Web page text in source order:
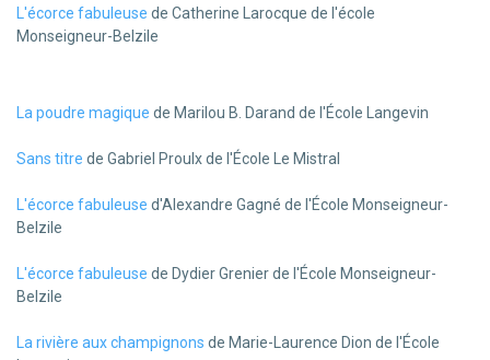
L'écorce fabuleuse de Catherine Larocque de l'école
Monseigneur-Belzile
La poudre magique de Marilou B. Darand de l'École Langevin
Sans titre de Gabriel Proulx de l'École Le Mistral
L'écorce fabuleuse d'Alexandre Gagné de l'École Monseigneur-
Belzile
L'écorce fabuleuse de Dydier Grenier de l'École Monseigneur-
Belzile
La rivière aux champignons de Marie-Laurence Dion de l'École